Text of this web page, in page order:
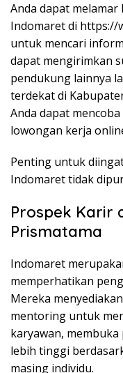
Anda dapat
Indomaret di https://
untuk mencari
dapat mengirimkan
pendukung lainnya
terdekat di
Anda dapat
lowongan kerja
Penting untuk
Indomaret tidak
Prospek Karir
Prismatama
Indomaret
memperhatikan
Mereka
mentoring untuk
karyawan,
lebih tinggi
masing individu.